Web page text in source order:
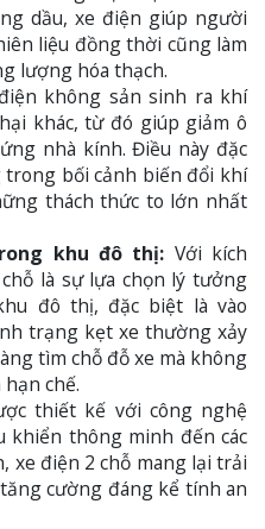
dầu, xe điện giúp người
liệu đồng thời cũng làm
lượng hóa thạch.
không sản sinh ra khí
khác, từ đó giúp giảm ô
nhà kính. Điều này đặc
bối cảnh biến đổi khí
thách thức to lớn nhất
khu đô thị: Với kích
là sự lựa chọn lý tưởng
đô thị, đặc biệt là vào
trạng kẹt xe thường xảy
tìm chỗ đỗ xe mà không
chế.
thiết kế với công nghệ
thông minh đến các
xe điện 2 chỗ mang lại trải
cường đáng kể tính an